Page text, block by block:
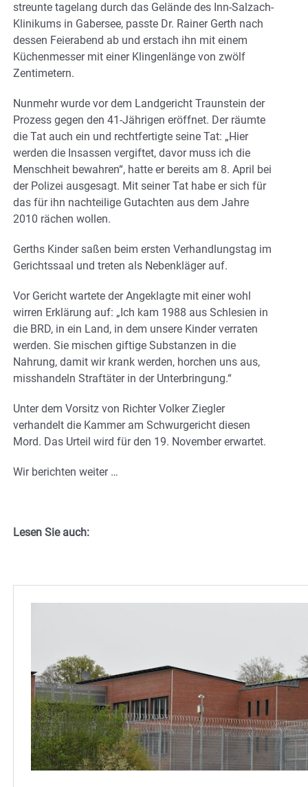
streunte tagelang durch das Gelände des Inn-Salzach-
Klinikums in Gabersee, passte Dr. Rainer Gerth nach
dessen Feierabend ab und erstach ihn mit einem
Küchenmesser mit einer Klingenlänge von zwölf
Zentimetern.
Nunmehr wurde vor dem Landgericht Traunstein der
Prozess gegen den 41-Jährigen eröffnet. Der räumte
die Tat auch ein und rechtfertigte seine Tat: „Hier
werden die Insassen vergiftet, davor muss ich die
Menschheit bewahren“, hatte er bereits am 8. April bei
der Polizei ausgesagt. Mit seiner Tat habe er sich für
das für ihn nachteilige Gutachten aus dem Jahre
2010 rächen wollen.
Gerths Kinder saßen beim ersten Verhandlungstag im
Gerichtssaal und treten als Nebenkläger auf.
Vor Gericht wartete der Angeklagte mit einer wohl
wirren Erklärung auf: „Ich kam 1988 aus Schlesien in
die BRD, in ein Land, in dem unsere Kinder verraten
werden. Sie mischen giftige Substanzen in die
Nahrung, damit wir krank werden, horchen uns aus,
misshandeln Straftäter in der Unterbringung.“
Unter dem Vorsitz von Richter Volker Ziegler
verhandelt die Kammer am Schwurgericht diesen
Mord. Das Urteil wird für den 19. November erwartet.
Wir berichten weiter …
Lesen Sie auch: